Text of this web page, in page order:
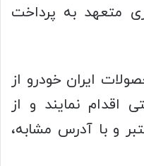
متعهد به پرداخت
ایران خودرو از
اقدام نمایند و از
و با آدرس مشابه،